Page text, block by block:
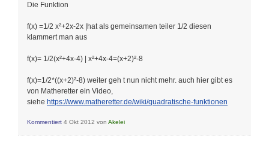
Die Funktion
f(x) =1/2 x²+2x-2x |hat als gemeinsamen teiler 1/2 diesen
klammert man aus
f(x)= 1/2(x²+4x-4) | x²+4x-4=(x+2)²-8
f(x)=1/2*((x+2)²-8) weiter geh t nun nicht mehr. auch hier gibt es
von Matheretter ein Video,
siehe https://www.matheretter.de/wiki/quadratische-funktionen
Kommentiert 4 Okt 2012 von Akelei